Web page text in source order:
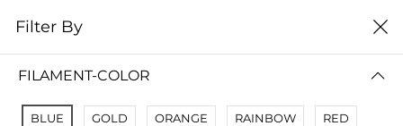
0
No Results
Filter By
FILAMENT-COLOR
BLUE GOLD ORANGE RAINBOW RED